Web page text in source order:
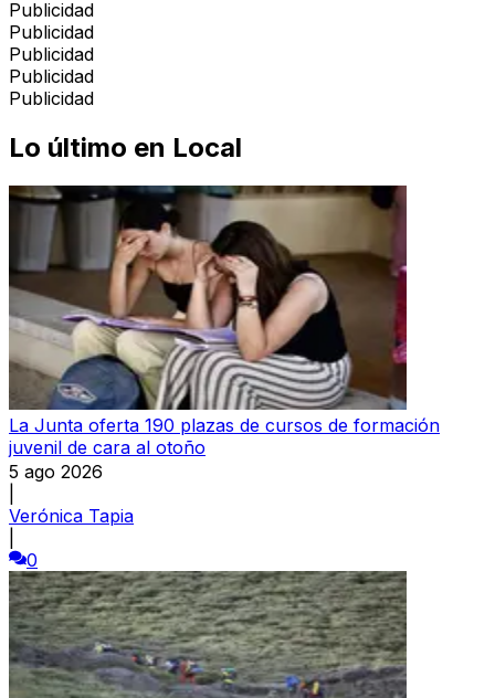
Publicidad
Publicidad
Publicidad
Publicidad
Publicidad
Lo último en Local
La Junta oferta 190 plazas de cursos de formación
juvenil de cara al otoño
5 ago 2026
Verónica Tapia
0